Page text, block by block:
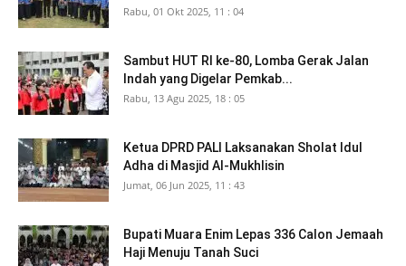
Rabu, 01 Okt 2025, 11 : 04
Sambut HUT RI ke-80, Lomba Gerak Jalan
Indah yang Digelar Pemkab...
Rabu, 13 Agu 2025, 18 : 05
Ketua DPRD PALI Laksanakan Sholat Idul
Adha di Masjid Al-Mukhlisin
Jumat, 06 Jun 2025, 11 : 43
Bupati Muara Enim Lepas 336 Calon Jemaah
Haji Menuju Tanah Suci